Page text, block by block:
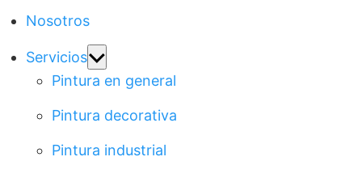
Nosotros
ServiciosShow
sub
Pintura en general
Pintura decorativa
Pintura industrial